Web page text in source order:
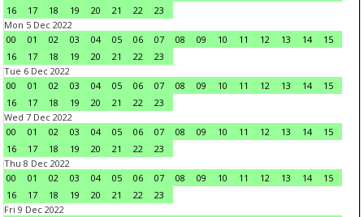
16
17 18 19 20 21 22
23
Mon 5 Dec 2022
00
01 02 03 04 05 06 07 08 09 10 11 12 13 14
15
16
17 18 19 20 21 22
23
Tue 6 Dec 2022
00
01 02 03 04 05 06 07 08 09 10 11 12 13 14
15
16
17 18 19 20 21 22
23
Wed 7 Dec 2022
00
01 02 03 04 05 06 07 08 09 10 11 12 13 14
15
16
17 18 19 20 21 22
23
Thu 8 Dec 2022
00
01 02 03 04 05 06 07 08 09 10 11 12 13 14
15
16
17 18 19 20 21 22
23
Fri 9 Dec 2022